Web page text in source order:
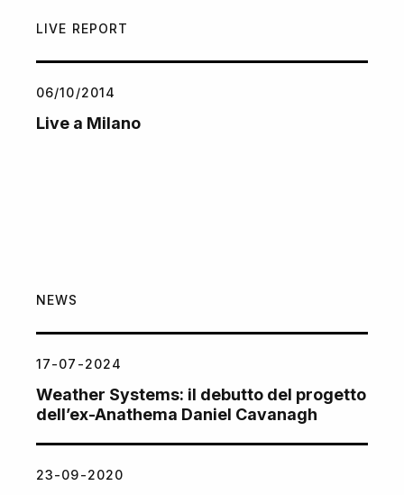
LIVE REPORT
06/10/2014
Live a Milano
NEWS
17-07-2024
Weather Systems: il debutto del progetto
dell’ex-Anathema Daniel Cavanagh
23-09-2020